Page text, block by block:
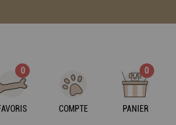
0
COMPTE
0
PANIER